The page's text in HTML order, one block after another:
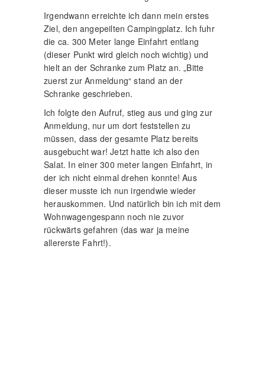
Schranke geschrieben.
Ich folgte den Aufruf, stieg aus und ging zur
Anmeldung, nur um dort feststellen zu
müssen, dass der gesamte Platz bereits
ausgebucht war! Jetzt hatte ich also den
Salat. In einer 300 meter langen Einfahrt, in
dieser musste ich nun irgendwie wieder
herauskommen. Und natürlich bin ich mit dem
Wohnwagengespann noch nie zuvor
rückwärts gefahren (das war ja meine
allererste Fahrt!).